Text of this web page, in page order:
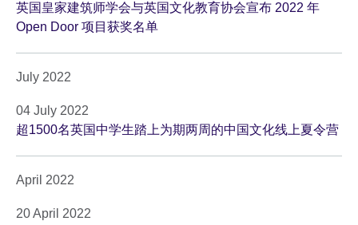
英国皇家建筑师学会与英国文化教育协会宣布 2022 年
Open Door 项目获奖名单
July 2022
04 July 2022
超1500名英国中学生踏上为期两周的中国文化线上夏令营
April 2022
20 April 2022